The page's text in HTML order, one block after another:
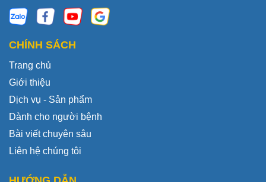
CHÍNH SÁCH
Trang chủ
Giới thiệu
Dịch vụ - Sản phẩm
Dành cho người bệnh
Bài viết chuyên sâu
Liên hệ chúng tôi